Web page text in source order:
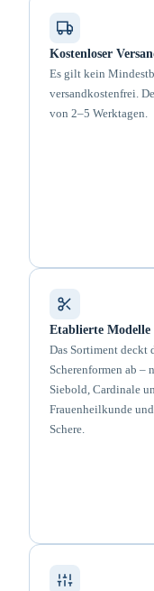
Kostenloser
Es gilt kein
versandkostenfrei.
von 2–5 Werktagen.
Etablierte
Das Sortiment deckt
Scherenformen ab –
Siebold, Cardinale
Frauenheilkunde
Schere.